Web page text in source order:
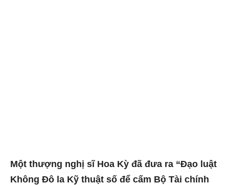
Một thượng nghị sĩ Hoa Kỳ đã đưa ra “Đạo luật
Không Đô la Kỹ thuật số để cấm Bộ Tài chính